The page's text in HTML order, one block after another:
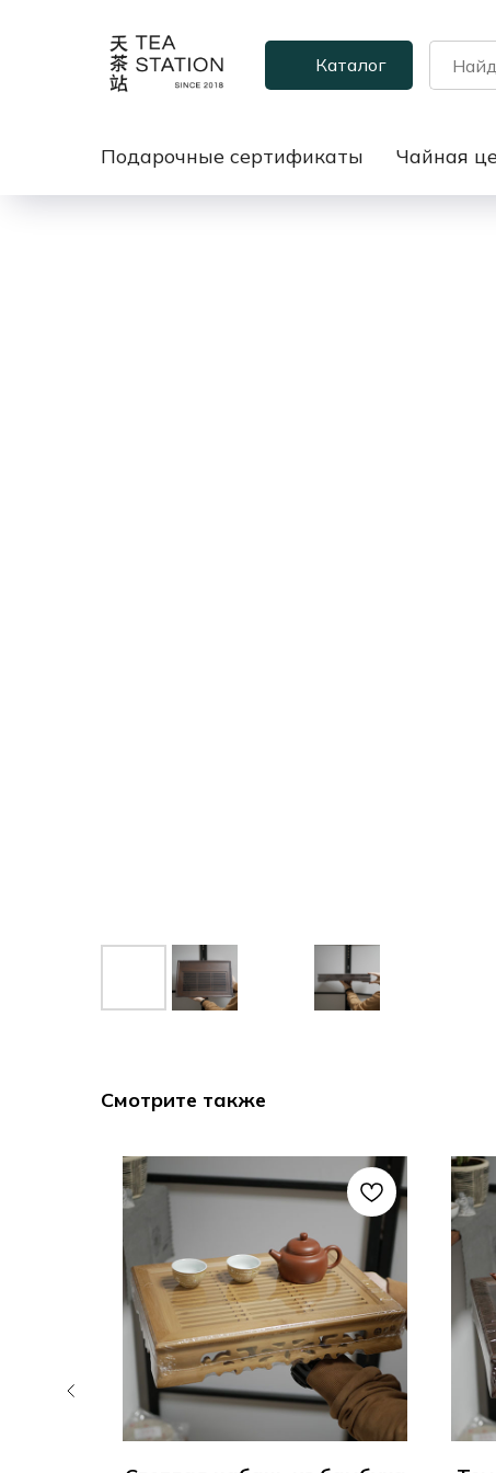
Каталог
Подарочные сертификаты Чайная
Смотрите также